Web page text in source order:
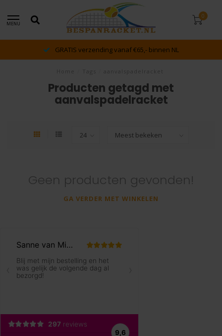
MENU
0
GRATIS verzending vanaf €65,- binnen NL
Producten getagd met
aanvalspadelracket
Geen producten gevonden!
GA VERDER MET WINKELEN